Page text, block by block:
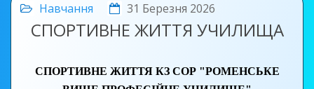
Навчання 31 Березня 2026
СПОРТИВНЕ ЖИТТЯ УЧИЛИЩА
СПОРТИВНЕ ЖИТТЯ КЗ СОР "РОМЕНСЬКЕ